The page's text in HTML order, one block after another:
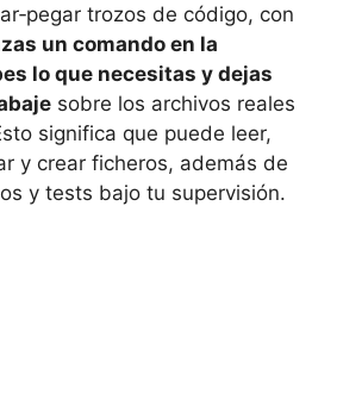
trozos de código, con
un comando en la
lo que necesitas y dejas
sobre los archivos reales
significa que puede leer,
y crear ficheros, además de
y tests bajo tu supervisión.